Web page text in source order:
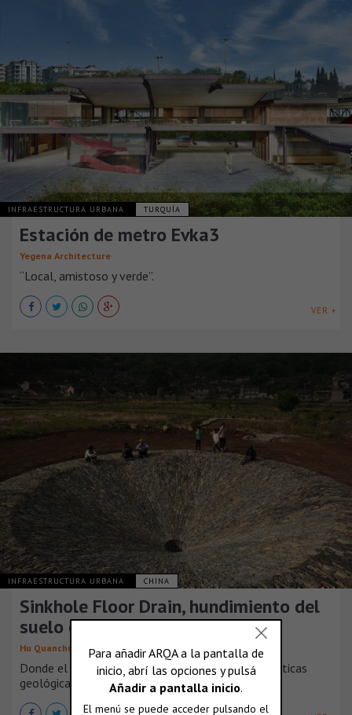
INFRAESTRUCTURA URBANA TURQUÍA
Estación de metro Evka3
Yegena Architecture
“Local, amistoso y verde”.
VER +
INFRAESTRUCTURA URBANA CHINA
Sinkhole Floor Drain, hundimiento del
suelo en Yubulu Zhai
Hu Quanchun
Donde el arte de la tierra se asocia con características
geológicas únicas.